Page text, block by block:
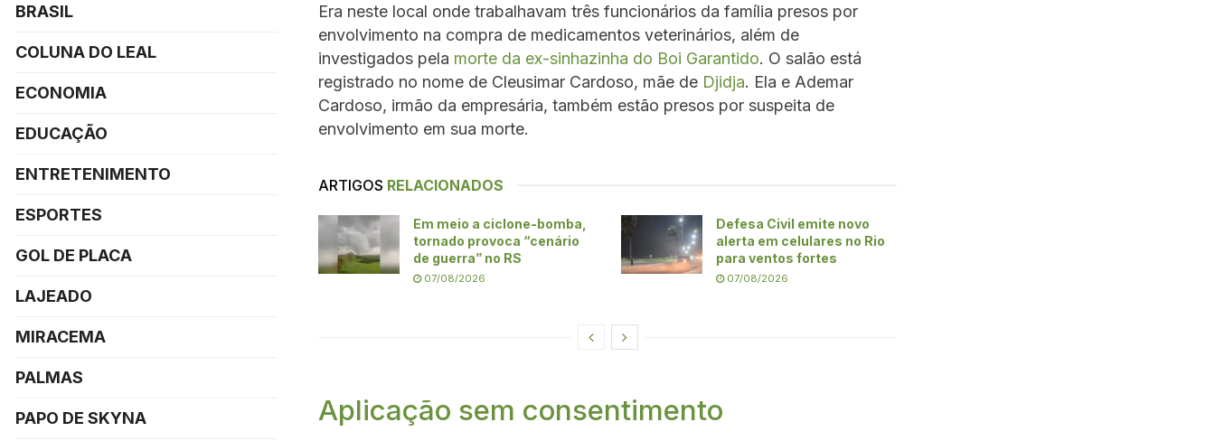
Era neste local onde trabalhavam três funcionários da família presos por
envolvimento na compra de medicamentos veterinários, além de
investigados pela morte da ex-sinhazinha do Boi Garantido. O salão está
registrado no nome de Cleusimar Cardoso, mãe de Djidja. Ela e Ademar
Cardoso, irmão da empresária, também estão presos por suspeita de
envolvimento em sua morte.
ARTIGOS RELACIONADOS
Em meio a ciclone-bomba,
tornado provoca “cenário
de guerra” no RS
07/08/2026
Defesa Civil emite novo
alerta em celulares no Rio
para ventos fortes
07/08/2026
Aplicação sem consentimento
BRASIL
COLUNA DO LEAL
ECONOMIA
EDUCAÇÃO
ENTRETENIMENTO
ESPORTES
GOL DE PLACA
LAJEADO
MIRACEMA
PALMAS
PAPO DE SKYNA